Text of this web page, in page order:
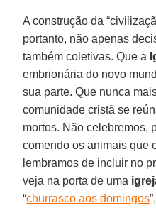
A construção da
portanto, não apenas
também coletivas. Que a
embrionária do novo
sua parte. Que nunca
comunidade cristã se
mortos. Não celebremos,
comendo os animais que
lembramos de incluir no
veja na porta de uma
“churrasco aos domingos